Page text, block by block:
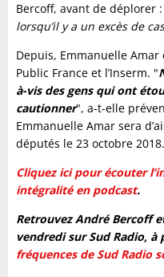
Bercoff, avant de déplorer
lorsqu’il y a un excès de cas
Depuis, Emmanuelle
Public France et l’Inserm. "
à-vis des gens qui ont
cautionner", a-t-elle
Emmanuelle Amar sera
députés le 23 octobre 2018.
Cliquez ici pour écouter
intégralité en podcast.
Retrouvez André Bercoff
vendredi sur Sud Radio,
fréquences de Sud Radio